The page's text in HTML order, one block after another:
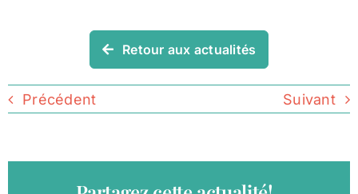
Retour aux actualités
Précédent Suivant